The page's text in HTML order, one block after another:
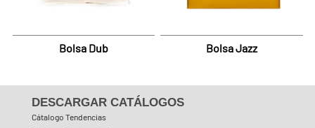
Bolsa Dub Bolsa Jazz
DESCARGAR CATÁLOGOS
Cátalogo Tendencias